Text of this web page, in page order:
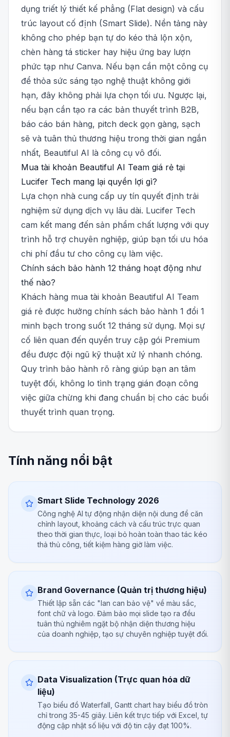
dụng triết lý thiết kế phẳng (Flat design) và cấu
trúc layout cố định (Smart Slide). Nền tảng này
không cho phép bạn tự do kéo thả lộn xộn,
chèn hàng tá sticker hay hiệu ứng bay lượn
phức tạp như Canva. Nếu bạn cần một công cụ
để thỏa sức sáng tạo nghệ thuật không giới
hạn, đây không phải lựa chọn tối ưu. Ngược lại,
nếu bạn cần tạo ra các bản thuyết trình B2B,
báo cáo bán hàng, pitch deck gọn gàng, sạch
sẽ và tuân thủ thương hiệu trong thời gian ngắn
nhất, Beautiful AI là công cụ vô đối.
Mua tài khoản Beautiful AI Team giá rẻ tại
Lucifer Tech mang lại quyền lợi gì?
Lựa chọn nhà cung cấp uy tín quyết định trải
nghiệm sử dụng dịch vụ lâu dài. Lucifer Tech
cam kết mang đến sản phẩm chất lượng với quy
trình hỗ trợ chuyên nghiệp, giúp bạn tối ưu hóa
chi phí đầu tư cho công cụ làm việc.
Chính sách bảo hành 12 tháng hoạt động như
thế nào?
Khách hàng mua tài khoản Beautiful AI Team
giá rẻ được hưởng chính sách bảo hành 1 đổi 1
minh bạch trong suốt 12 tháng sử dụng. Mọi sự
cố liên quan đến quyền truy cập gói Premium
đều được đội ngũ kỹ thuật xử lý nhanh chóng.
Quy trình bảo hành rõ ràng giúp bạn an tâm
tuyệt đối, không lo tình trạng gián đoạn công
việc giữa chừng khi đang chuẩn bị cho các buổi
thuyết trình quan trọng.
Tính năng nổi bật
Smart Slide Technology 2026
Công nghệ AI tự động nhận diện nội dung để căn
chỉnh layout, khoảng cách và cấu trúc trực quan
theo thời gian thực, loại bỏ hoàn toàn thao tác kéo
thả thủ công, tiết kiệm hàng giờ làm việc.
Brand Governance (Quản trị thương hiệu)
Thiết lập sẵn các "lan can bảo vệ" về màu sắc,
font chữ và logo. Đảm bảo mọi slide tạo ra đều
tuân thủ nghiêm ngặt bộ nhận diện thương hiệu
của doanh nghiệp, tạo sự chuyên nghiệp tuyệt đối.
Data Visualization (Trực quan hóa dữ
liệu)
Tạo biểu đồ Waterfall, Gantt chart hay biểu đồ tròn
chỉ trong 35-45 giây. Liên kết trực tiếp với Excel, tự
động cập nhật số liệu với độ tin cậy đạt 100%.